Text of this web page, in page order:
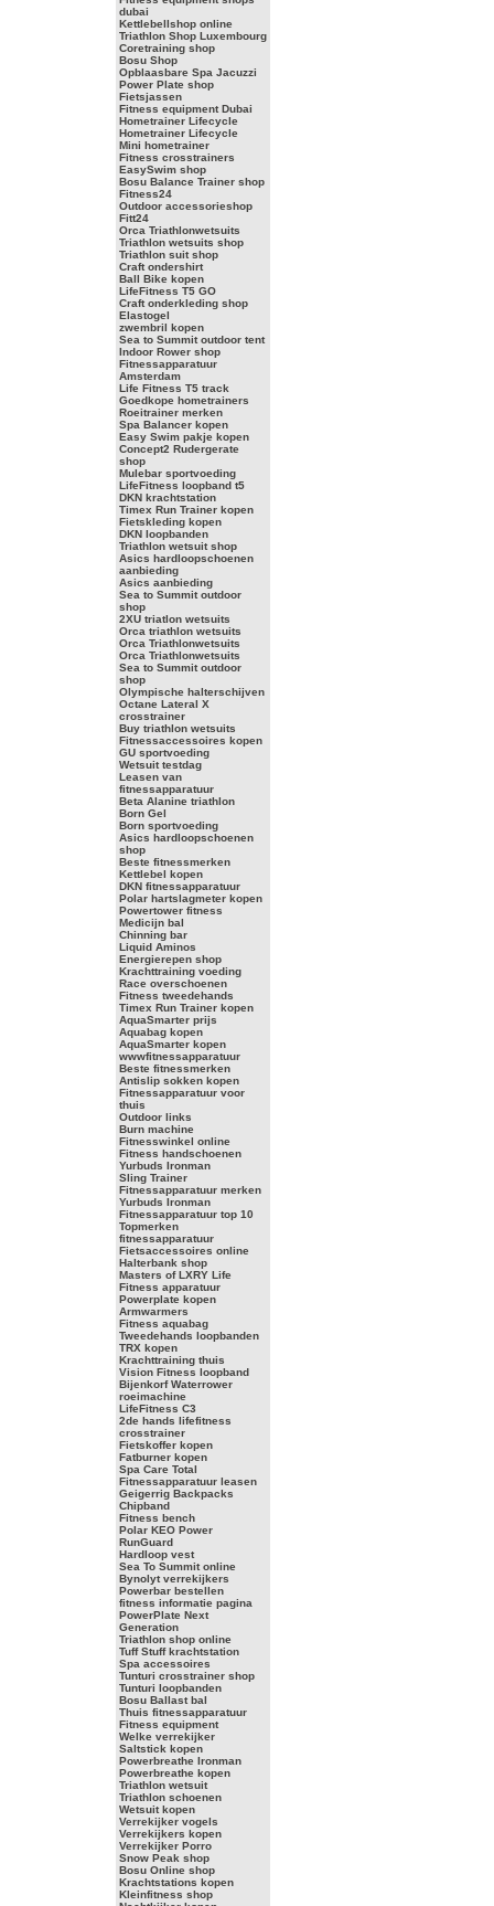
dubai
Kettlebellshop online
Triathlon Shop Luxembourg
Coretraining shop
Bosu Shop
Opblaasbare Spa Jacuzzi
Power Plate shop
Fietsjassen
Fitness equipment Dubai
Hometrainer Lifecycle
Hometrainer Lifecycle
Mini hometrainer
Fitness crosstrainers
EasySwim shop
Bosu Balance Trainer shop
Fitness24
Outdoor accessorieshop
Fitt24
Orca Triathlonwetsuits
Triathlon wetsuits shop
Triathlon suit shop
Craft ondershirt
Ball Bike kopen
LifeFitness T5 GO
Craft onderkleding shop
Elastogel
zwembril kopen
Sea to Summit outdoor tent
Indoor Rower shop
Fitnessapparatuur
Amsterdam
Life Fitness T5 track
Goedkope hometrainers
Roeitrainer merken
Spa Balancer kopen
Easy Swim pakje kopen
Concept2 Rudergerate
shop
Mulebar sportvoeding
LifeFitness loopband t5
DKN krachtstation
Timex Run Trainer kopen
Fietskleding kopen
DKN loopbanden
Triathlon wetsuit shop
Asics hardloopschoenen
aanbieding
Asics aanbieding
Sea to Summit outdoor
shop
2XU triatlon wetsuits
Orca triathlon wetsuits
Orca Triathlonwetsuits
Orca Triathlonwetsuits
Sea to Summit outdoor
shop
Olympische halterschijven
Octane Lateral X
crosstrainer
Buy triathlon wetsuits
Fitnessaccessoires kopen
GU sportvoeding
Wetsuit testdag
Leasen van
fitnessapparatuur
Beta Alanine triathlon
Born Gel
Born sportvoeding
Asics hardloopschoenen
shop
Beste fitnessmerken
Kettlebel kopen
DKN fitnessapparatuur
Polar hartslagmeter kopen
Powertower fitness
Medicijn bal
Chinning bar
Liquid Aminos
Energierepen shop
Krachttraining voeding
Race overschoenen
Fitness tweedehands
Timex Run Trainer kopen
AquaSmarter prijs
Aquabag kopen
AquaSmarter kopen
wwwfitnessapparatuur
Beste fitnessmerken
Antislip sokken kopen
Fitnessapparatuur voor
thuis
Outdoor links
Burn machine
Fitnesswinkel online
Fitness handschoenen
Yurbuds Ironman
Sling Trainer
Fitnessapparatuur merken
Yurbuds Ironman
Fitnessapparatuur top 10
Topmerken
fitnessapparatuur
Fietsaccessoires online
Halterbank shop
Masters of LXRY Life
Fitness apparatuur
Powerplate kopen
Armwarmers
Fitness aquabag
Tweedehands loopbanden
TRX kopen
Krachttraining thuis
Vision Fitness loopband
Bijenkorf Waterrower
roeimachine
LifeFitness C3
2de hands lifefitness
crosstrainer
Fietskoffer kopen
Fatburner kopen
Spa Care Total
Fitnessapparatuur leasen
Geigerrig Backpacks
Chipband
Fitness bench
Polar KEO Power
RunGuard
Hardloop vest
Sea To Summit online
Bynolyt verrekijkers
Powerbar bestellen
fitness informatie pagina
PowerPlate Next
Generation
Triathlon shop online
Tuff Stuff krachtstation
Spa accessoires
Tunturi crosstrainer shop
Tunturi loopbanden
Bosu Ballast bal
Thuis fitnessapparatuur
Fitness equipment
Welke verrekijker
Saltstick kopen
Powerbreathe Ironman
Powerbreathe kopen
Triathlon wetsuit
Triathlon schoenen
Wetsuit kopen
Verrekijker vogels
Verrekijkers kopen
Verrekijker Porro
Snow Peak shop
Bosu Online shop
Krachtstations kopen
Kleinfitness shop